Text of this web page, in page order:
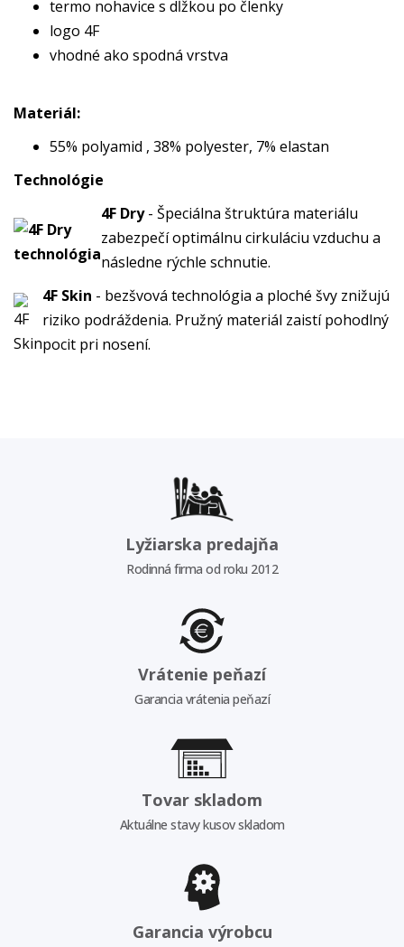
termo nohavice s dĺžkou po členky
logo 4F
vhodné ako spodná vrstva
Materiál:
55% polyamid , 38% polyester, 7% elastan
Technológie
4F Dry- Špeciálna štruktúra materiálu
zabezpečí optimálnu cirkuláciu vzduchu a
následne rýchle schnutie.
4F Skin - bezšvová technológia a ploché švy znižujú
riziko podráždenia. Pružný materiál zaistí pohodlný
pocit pri nosení.
Lyžiarska predajňa
Rodinná firma od roku 2012
Vrátenie peňazí
Garancia vrátenia peňazí
Tovar skladom
Aktuálne stavy kusov skladom
Garancia výrobcu